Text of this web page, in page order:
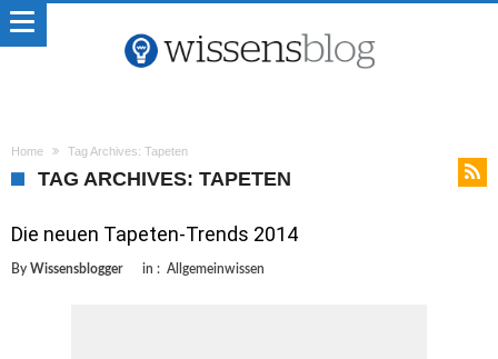
Home Tag Archives: Tapeten
TAG ARCHIVES: TAPETEN
Die neuen Tapeten-Trends 2014
By Wissensblogger in : Allgemeinwissen